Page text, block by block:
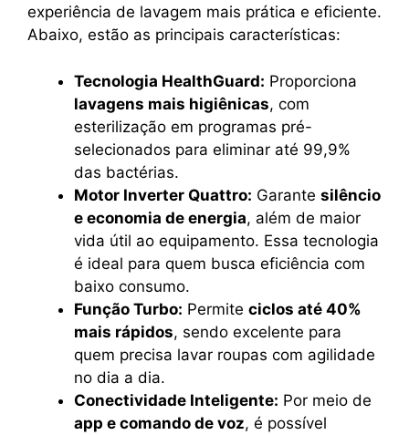
experiência de lavagem mais prática e eficiente.
Abaixo, estão as principais características:
Tecnologia HealthGuard: Proporciona
lavagens mais higiênicas, com
esterilização em programas pré-
selecionados para eliminar até 99,9%
das bactérias.
Motor Inverter Quattro: Garante silêncio
e economia de energia, além de maior
vida útil ao equipamento. Essa tecnologia
é ideal para quem busca eficiência com
baixo consumo.
Função Turbo: Permite ciclos até 40%
mais rápidos, sendo excelente para
quem precisa lavar roupas com agilidade
no dia a dia.
Conectividade Inteligente: Por meio de
app e comando de voz, é possível